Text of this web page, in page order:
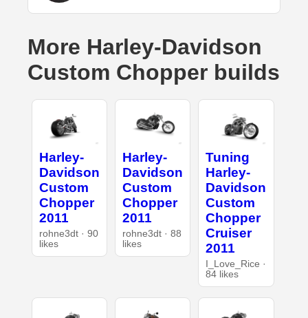
More Harley-Davidson
Custom Chopper builds
Harley-
Davidson
Custom
Chopper
2011
rohne3dt · 90
likes
Harley-
Davidson
Custom
Chopper
2011
rohne3dt · 88
likes
Tuning
Harley-
Davidson
Custom
Chopper
Cruiser
2011
I_Love_Rice ·
84 likes